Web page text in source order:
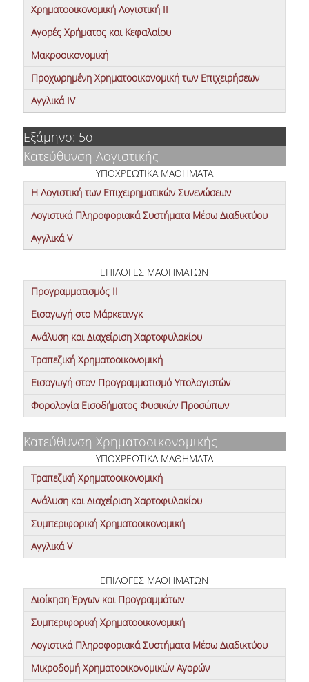
NETWORK SERVICES
GET MICROSOFT WINDOWS AND OFFICE
QUALITY ASSURANCE
CERTIFICATION
COMPLAINTS/RECOMMENDATIONS FORM
QUALITY ASSURANCE UNIT
RESEARCH
PERMISSION TO PRACTICE
PROFESSIONAL -CAREER PROSPECTS
CAREER
NEWS
CONTACT
Χρηματοοικονομική Λογιστική ΙΙ
Αγορές Χρήματος και Κεφαλαίου
Μακροοικονομική
Προχωρημένη Χρηματοοικονομική των Επιχειρήσεων
Αγγλικά ΙV
Εξάμηνο: 5ο
Κατεύθυνση Λογιστικής
ΥΠΟΧΡΕΩΤΙΚΑ ΜΑΘΗΜΑΤΑ
H Λογιστική των Επιχειρηματικών Συνενώσεων
Λογιστικά Πληροφοριακά Συστήματα Μέσω Διαδικτύου
Αγγλικά V
ΕΠΙΛΟΓΕΣ ΜΑΘΗΜΑΤΩΝ
Προγραμματισμός ΙΙ
Εισαγωγή στο Μάρκετινγκ
Ανάλυση και Διαχείριση Χαρτοφυλακίου
Τραπεζική Χρηματοοικονομική
Εισαγωγή στον Προγραμματισμό Υπολογιστών
Φορολογία Εισοδήματος Φυσικών Προσώπων
Κατεύθυνση Χρηματοοικονομικής
ΥΠΟΧΡΕΩΤΙΚΑ ΜΑΘΗΜΑΤΑ
Τραπεζική Χρηματοοικονομική
Ανάλυση και Διαχείριση Χαρτοφυλακίου
Συμπεριφορική Χρηματοοικονομική
Αγγλικά V
ΕΠΙΛΟΓΕΣ ΜΑΘΗΜΑΤΩΝ
Διοίκηση Έργων και Προγραμμάτων
Συμπεριφορική Χρηματοοικονομική
Λογιστικά Πληροφοριακά Συστήματα Μέσω Διαδικτύου
Μικροδομή Χρηματοοικονομικών Αγορών